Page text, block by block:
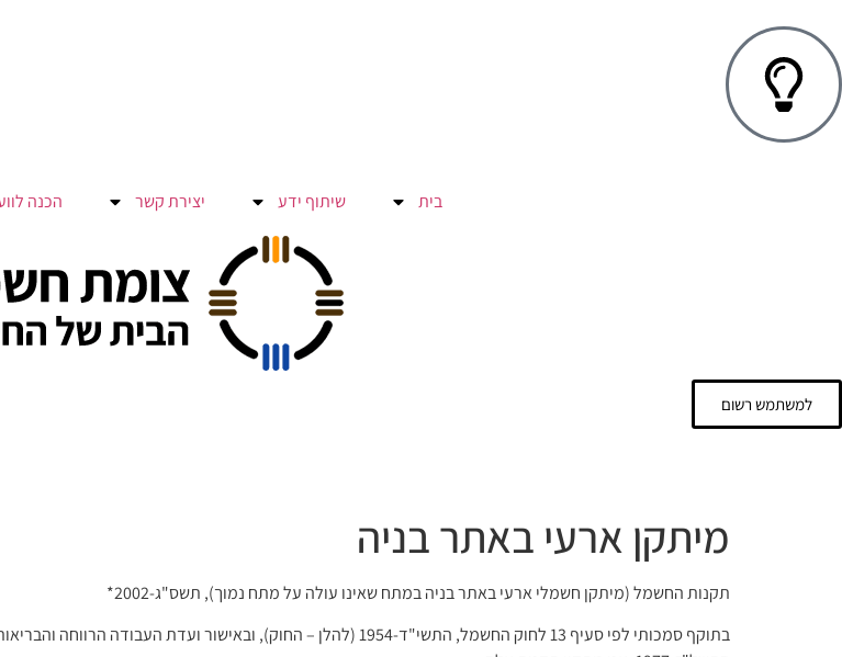
תקנות החשמל (מיתקן חשמלי ארעי באתר בניה במתח שאינו עולה על מתח נמוך), תשס"ג-2002*